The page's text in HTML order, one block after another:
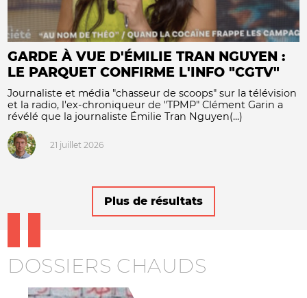
GARDE À VUE D'ÉMILIE TRAN NGUYEN :
LE PARQUET CONFIRME L'INFO "CGTV"
Journaliste et média "chasseur de scoops" sur la télévision
et la radio, l'ex-chroniqueur de "TPMP" Clément Garin a
révélé que la journaliste Émilie Tran Nguyen(...)
21 juillet 2026
Plus de résultats
DOSSIERS CHAUDS